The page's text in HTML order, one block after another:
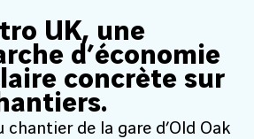
UK, une
d’économie
concrète sur
chantier de la gare d’Old Oak